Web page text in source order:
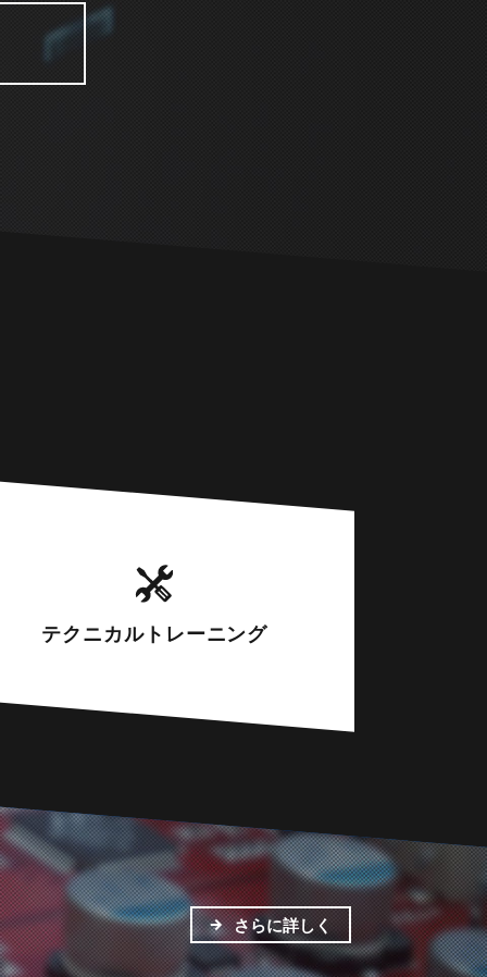
テクニカル トレーニング
さらに詳しく